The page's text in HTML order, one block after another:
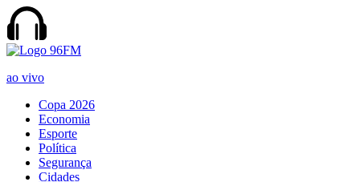
ao vivo
Copa 2026
Economia
Esporte
Política
Segurança
Cidades